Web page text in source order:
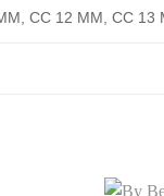
CC 12 MM, CC